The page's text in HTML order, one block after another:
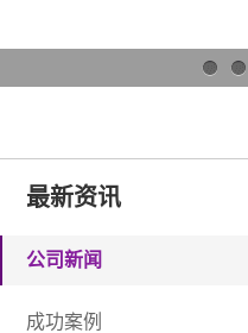
1 2
最新资讯
公司新闻
成功案例